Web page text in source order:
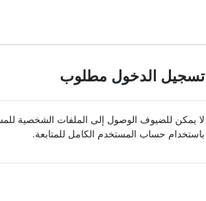
تسجيل الدخول مطلوب
لا يمكن للضيوف الوصول إلى الملفات الشخصية
باستخدام حساب المستخدم الكامل للمتابعة.